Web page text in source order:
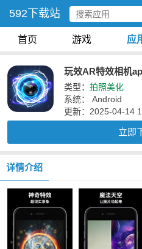
592下载站
首页 游戏 应
玩效AR特效相机
类型： 拍照美化
系统： Android
更新：2025-04-14
立即
详情介绍